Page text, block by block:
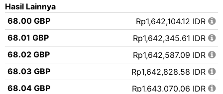
Hasil Lainnya
68.00 GBP
Rp1,642,104.12 IDR
68.01 GBP
Rp1,642,345.61 IDR
68.02 GBP
Rp1,642,587.09 IDR
68.03 GBP
Rp1,642,828.58 IDR
68.04 GBP
Rp1,643,070.06 IDR